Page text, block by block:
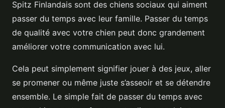
Spitz Finlandais sont des chiens sociaux qui aiment
passer du temps avec leur famille. Passer du temps
de qualité avec votre chien peut donc grandement
améliorer votre communication avec lui.
Cela peut simplement signifier jouer à des jeux, aller
se promener ou même juste s’asseoir et se détendre
ensemble. Le simple fait de passer du temps avec